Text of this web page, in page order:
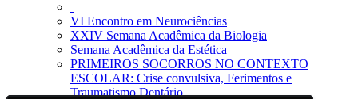
VI Encontro em Neurociências
XXIV Semana Acadêmica da Biologia
Semana Acadêmica da Estética
PRIMEIROS SOCORROS NO CONTEXTO
ESCOLAR: Crise convulsiva, Ferimentos e
Traumatismo Dentário